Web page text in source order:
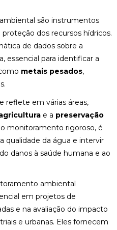
são instrumentos
dos recursos hídricos.
de dados sobre a
essencial para identificar a
metais pesados,
reflete em várias áreas,
e a preservação
monitoramento rigoroso, é
qualidade da água e intervir
danos à saúde humana e ao
ambiental
em projetos de
e na avaliação do impacto
e urbanas. Eles fornecem